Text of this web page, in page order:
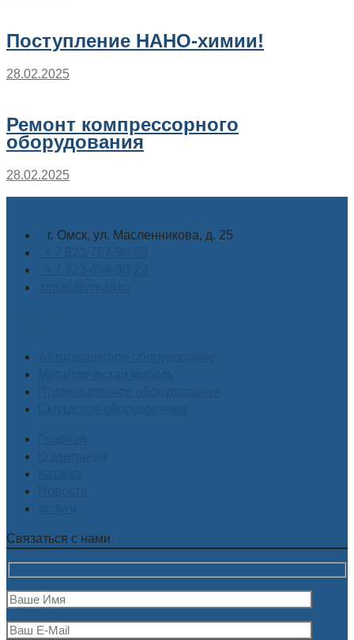
Поступление НАНО-химии!
28.02.2025
Ремонт компрессорного
оборудования
28.02.2025
г. Омск, ул. Масленникова, д. 25
Связаться с нами